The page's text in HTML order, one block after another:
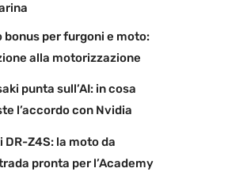
bonus per furgoni e moto:
alla motorizzazione
punta sull’AI: in cosa
l’accordo con Nvidia
DR-Z4S: la moto da
pronta per l’Academy